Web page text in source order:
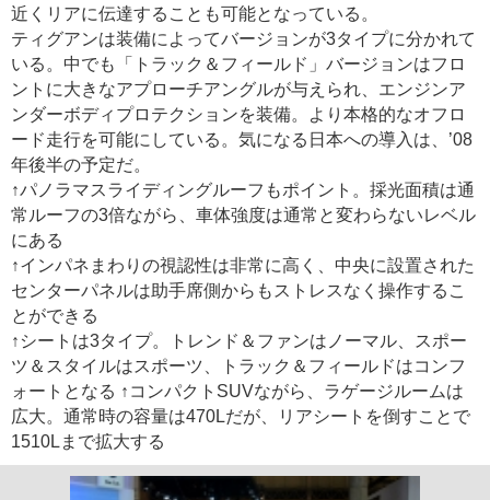
近くリアに伝達することも可能となっている。
ティグアンは装備によってバージョンが3タイプに分かれて
いる。中でも「トラック＆フィールド」バージョンはフロ
ントに大きなアプローチアングルが与えられ、エンジンア
ンダーボディプロテクションを装備。より本格的なオフロ
ード走行を可能にしている。気になる日本への導入は、’08
年後半の予定だ。
↑パノラマスライディングルーフもポイント。採光面積は通
常ルーフの3倍ながら、車体強度は通常と変わらないレベル
にある
↑インパネまわりの視認性は非常に高く、中央に設置された
センターパネルは助手席側からもストレスなく操作するこ
とができる
↑シートは3タイプ。トレンド＆ファンはノーマル、スポー
ツ＆スタイルはスポーツ、トラック＆フィールドはコンフ
ォートとなる ↑コンパクトSUVながら、ラゲージルームは
広大。通常時の容量は470Lだが、リアシートを倒すことで
1510Lまで拡大する